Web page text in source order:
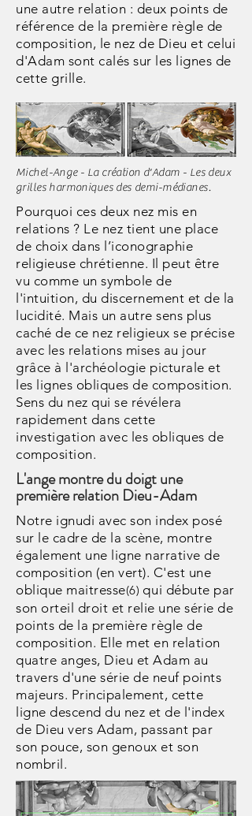
une autre relation : deux points de
référence de la première règle de
composition, le nez de Dieu et celui
d'Adam sont calés sur les lignes de
cette grille.
Michel-Ange - La création d'Adam - Les deux
grilles harmoniques des demi-médianes.
Pourquoi ces deux nez mis en
relations ? Le nez tient une place
de choix dans l’iconographie
religieuse chrétienne. Il peut être
vu comme un symbole de
l'intuition, du discernement et de la
lucidité. Mais un autre sens plus
caché de ce nez religieux se précise
avec les relations mises au jour
grâce à l'archéologie picturale et
les lignes obliques de composition.
Sens du nez qui se révélera
rapidement dans cette
investigation avec les obliques de
composition.
L'ange montre du doigt une
première relation Dieu-Adam
Notre ignudi avec son index posé
sur le cadre de la scène, montre
également une ligne narrative de
composition (en vert). C'est une
oblique maitresse(6) qui débute par
son orteil droit et relie une série de
points de la première règle de
composition. Elle met en relation
quatre anges, Dieu et Adam au
travers d'une série de neuf points
majeurs. Principalement, cette
ligne descend du nez et de l'index
de Dieu vers Adam, passant par
son pouce, son genoux et son
nombril.